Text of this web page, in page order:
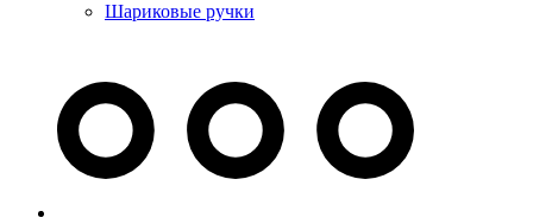
Шариковые ручки